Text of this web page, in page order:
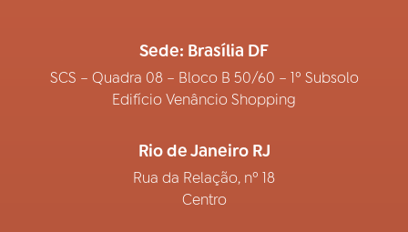
Sede: Brasília DF
SCS – Quadra 08 – Bloco B 50/60 – 1º Subsolo
Edifício Venâncio Shopping
Rio de Janeiro RJ
Rua da Relação, nº 18
Centro